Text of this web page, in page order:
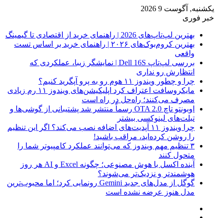
یکشنبه, آگوست 9 2026
خبر فوری
بهترین لپ‌تاپ‌های 2026 | راهنمای خرید از اقتصادی تا گیمینگ
بهترین کروم‌بوک‌های ۲۰۲۶ | راهنمای خرید بر اساس تست
واقعی
بررسی لپ‌تاپ Dell 16S | نمایشگر زیبا، عملکردی که
انتظارش رو نداری
چرا و چطور ویندوز ۱۱ هوم رو به پرو آپگرید کنیم؟
مایکروسافت اعتراف کرد اپلیکیشن‌های ویندوز ۱۱ رم زیادی
مصرف می‌کنند؛ راه‌حل در راه است
اوبونتو تاچ OTA 2.0 رسماً منتشر شد پشتیبانی از گوشی‌ها و
تبلت‌های لینوکسی بیشتر
چرا ویندوز ۱۱ آپدیت‌های اضافه نصب می‌کند؟ اگر این تنظیم
را روشن کرده‌اید، مراقب باشید!
۳ تنظیم مهم ویندوز که می‌توانند عملکرد کامپیوتر شما را
متحول کنند
آینده اکسل با هوش مصنوعی؛ چگونه Excel و AI هر روز
هوشمندتر و نزدیک‌تر می‌شوند؟
گوگل از مدل‌های جدید Gemini رونمایی کرد؛ اما محبوب‌ترین
مدل هنوز عرضه نشده است